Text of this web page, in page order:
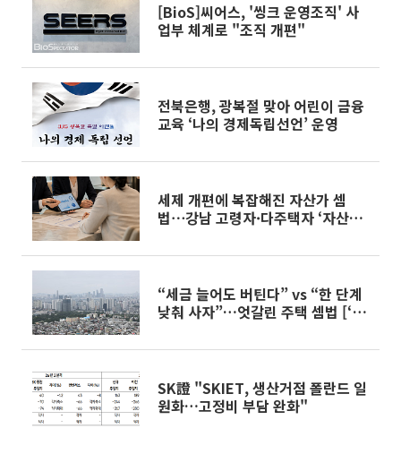
[BioS]씨어스, '씽크 운영조직' 사
업부 체계로 "조직 개편"
전북은행, 광복절 맞아 어린이 금융
교육 ‘나의 경제독립선언’ 운영
세제 개편에 복잡해진 자산가 셈
법⋯강남 고령자·다주택자 ‘자산재
“세금 늘어도 버틴다” vs “한 단계
낮춰 사자”…엇갈린 주택 셈법 [‘실
SK證 "SKIET, 생산거점 폴란드 일
원화…고정비 부담 완화"